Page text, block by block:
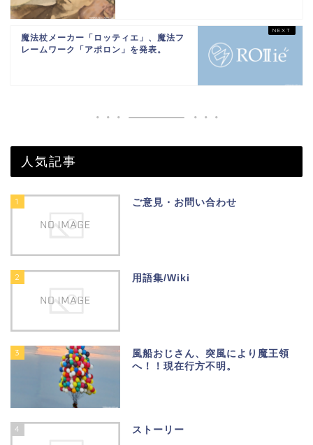
魔法杖メーカー「ロッティエ」、魔法フ
レームワーク「アポロン」を発表。
人気記事
1 ご意見・お問い合わせ
2 用語集/Wiki
3
風船おじさん、突風により魔王領
へ！！現在行方不明。
4 ストーリー